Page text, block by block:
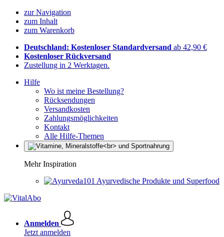
zur Navigation
zum Inhalt
zum Warenkorb
Deutschland: Kostenloser Standardversand ab 42,90 €
Kostenloser Rückversand
Zustellung in 2 Werktagen.
Hilfe
Wo ist meine Bestellung?
Rücksendungen
Versandkosten
Zahlungsmöglichkeiten
Kontakt
Alle Hilfe-Themen
Mehr Inspiration
Ayurvedische Produkte und Superfood
Anmelden
Jetzt anmelden